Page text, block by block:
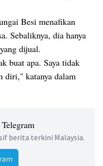
Besi menafikan
Sebaliknya, dia hanya
dijual.
buat apa. Saya tidak
diri," katanya dalam
berita terkini Malaysia.